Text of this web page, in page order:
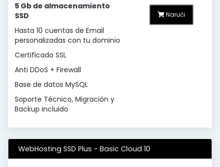
5 Gb de almacenamiento
SSD
Hasta 10 cuentas de Email
personalizadas con tu dominio
Certificado SSL
Anti DDoS + Firewall
Base de datos MySQL
Soporte Técnico, Migración y
Backup incluido
Naruči
WebHosting SSD Plus - Basic Cloud 10